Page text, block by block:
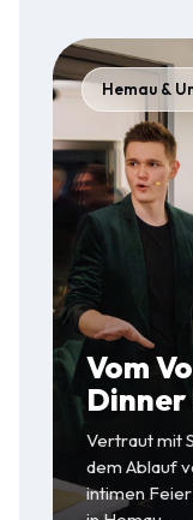
Hemau &
Vom
Dinner
Vertraut mit
dem Ablauf
intimen